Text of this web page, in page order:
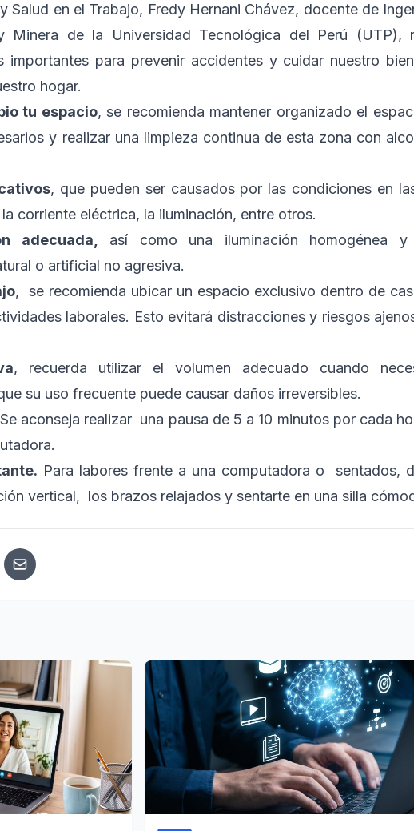
Salud en el Trabajo, Fredy Hernani Chávez, docente de
Minera de la Universidad Tecnológica del Perú (UTP),
importantes para prevenir accidentes y cuidar nuestro
hogar.
tu espacio, se recomienda mantener organizado el
y realizar una limpieza continua de esta zona con
, que pueden ser causados por las condiciones en
corriente eléctrica, la iluminación, entre otros.
adecuada, así como una iluminación homogénea y
o artificial no agresiva.
, se recomienda ubicar un espacio exclusivo dentro de
laborales. Esto evitará distracciones y riesgos
, recuerda utilizar el volumen adecuado cuando
su uso frecuente puede causar daños irreversibles.
aconseja realizar una pausa de 5 a 10 minutos por cada
Para labores frente a una computadora o sentados,
vertical, los brazos relajados y sentarte en una silla